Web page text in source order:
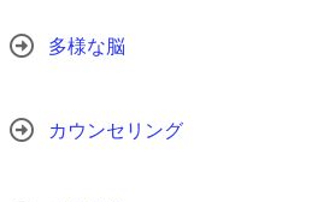
多様な脳
カウンセリング